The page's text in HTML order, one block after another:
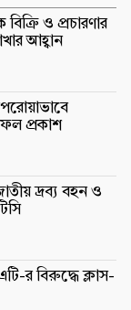
ও প্রচারণার
আহ্বান
প্রকাশ
দ্রব্য বহন ও
র বিরুদ্ধে ক্লাস-